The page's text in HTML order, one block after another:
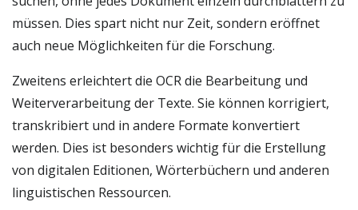
müssen. Dies spart nicht nur Zeit, sondern eröffnet
auch neue Möglichkeiten für die Forschung.
Zweitens erleichtert die OCR die Bearbeitung und
Weiterverarbeitung der Texte. Sie können korrigiert,
transkribiert und in andere Formate konvertiert
werden. Dies ist besonders wichtig für die Erstellung
von digitalen Editionen, Wörterbüchern und anderen
linguistischen Ressourcen.